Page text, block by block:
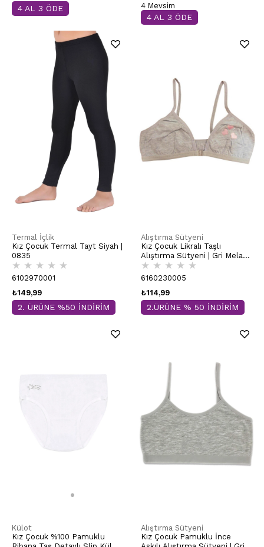
4 AL 3 ÖDE
4 Mevsim
4 AL 3 ÖDE
Termal İçlik
Kız Çocuk Termal Tayt Siyah |
0835
★ ★ ★ ★ ★
6102970001
₺149,99
2. ÜRÜNE %50 İNDİRİM
Alıştırma Sütyeni
Kız Çocuk Likralı Taşlı
Alıştırma Sütyeni | Gri Melanj
K0872
★ ★ ★ ★ ★
6160230005
₺114,99
2.ÜRÜNE % 50 İNDİRİM
Külot
Kız Çocuk %100 Pamuklu
Alıştırma Sütyeni
Kız Çocuk Pamuklu İnce